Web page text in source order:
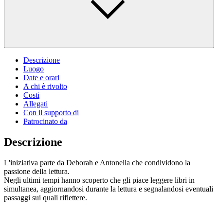
Descrizione
Luogo
Date e orari
A chi è rivolto
Costi
Allegati
Con il supporto di
Patrocinato da
Descrizione
L'iniziativa parte da Deborah e Antonella che condividono la
passione della lettura.
Negli ultimi tempi hanno scoperto che gli piace leggere libri in
simultanea, aggiornandosi durante la lettura e segnalandosi eventuali
passaggi sui quali riflettere.